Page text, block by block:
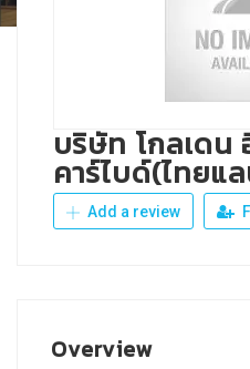
บริษัท โกลเดน
คาร์ไบด์(ไทยแ
Add a review
Overview